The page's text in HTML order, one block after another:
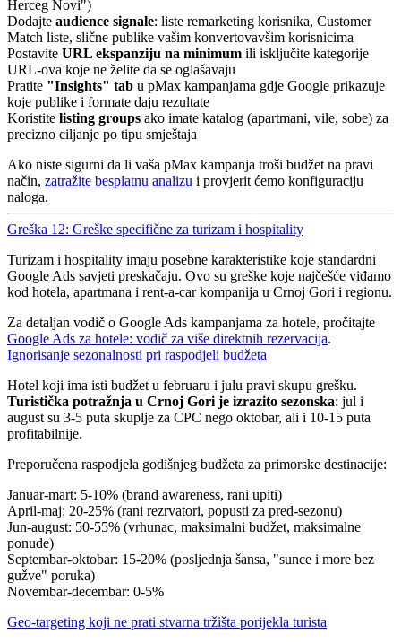
Herceg Novi")
Dodajte audience signale: liste remarketing korisnika, Customer
Match liste, slične publike vašim konvertovavšim korisnicima
Postavite URL ekspanziju na minimum ili isključite kategorije
URL-ova koje ne želite da se oglašavaju
Pratite "Insights" tab u pMax kampanjama gdje Google prikazuje
koje publike i formate daju rezultate
Koristite listing groups ako imate katalog (apartmani, vile, sobe) za
precizno ciljanje po tipu smještaja
Ako niste sigurni da li vaša pMax kampanja troši budžet na pravi
način, zatražite besplatnu analizu i provjerit ćemo konfiguraciju
naloga.
Greška 12: Greške specifične za turizam i hospitality
Turizam i hospitality imaju posebne karakteristike koje standardni
Google Ads savjeti preskačaju. Ovo su greške koje najčešće viđamo
kod hotela, apartmana i rent-a-car kompanija u Crnoj Gori i regionu.
Za detaljan vodič o Google Ads kampanjama za hotele, pročitajte
Google Ads za hotele: vodič za više direktnih rezervacija.
Ignorisanje sezonalnosti pri raspodjeli budžeta
Hotel koji ima isti budžet u februaru i julu pravi skupu grešku.
Turistička potražnja u Crnoj Gori je izrazito sezonska: jul i
august su 3-5 puta skuplje za CPC nego oktobar, ali i 10-15 puta
profitabilnije.
Preporučena raspodjela godišnjeg budžeta za primorske destinacije:
Januar-mart: 5-10% (brand awareness, rani upiti)
April-maj: 20-25% (rani rezrvatori, popusti za pred-sezonu)
Jun-august: 50-55% (vrhunac, maksimalni budžet, maksimalne
ponude)
Septembar-oktobar: 15-20% (posljednja šansa, "sunce i more bez
gužve" poruka)
Novembar-decembar: 0-5%
Geo-targeting koji ne prati stvarna tržišta porijekla turista